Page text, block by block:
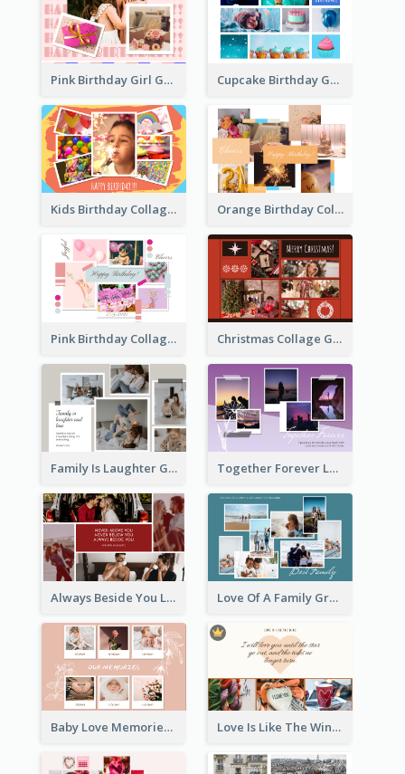
Pink Birthday Girl Greeting Card Cupcake Birthday Greeting Card
Kids Birthday Collage Greeting Card Orange Birthday Collage Greeting Card
Pink Birthday Collage Greeting Card Christmas Collage Greeting Card
Family Is Laughter Greeting Card Together Forever Love Greeting Card
Always Beside You Love Greeting Card Love Of A Family Greeting Card
Baby Love Memories Greeting Card Love Is Like The Wind Greeting Card